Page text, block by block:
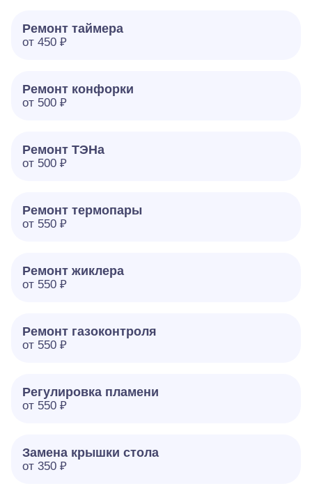
Ремонт таймера
от 450 ₽
Ремонт конфорки
от 500 ₽
Ремонт ТЭНа
от 500 ₽
Ремонт термопары
от 550 ₽
Ремонт жиклера
от 550 ₽
Ремонт газоконтроля
от 550 ₽
Регулировка пламени
от 550 ₽
Замена крышки стола
от 350 ₽